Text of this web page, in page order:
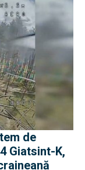
de
Giatsint-K,